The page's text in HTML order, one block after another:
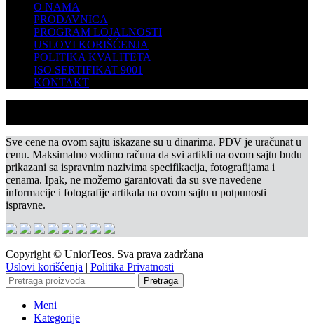
O NAMA
PRODAVNICA
PROGRAM LOJALNOSTI
USLOVI KORIŠĆENJA
POLITIKA KVALITETA
ISO SERTIFIKAT 9001
KONTAKT
Sve cene na ovom sajtu iskazane su u dinarima. PDV je uračunat u
cenu. Maksimalno vodimo računa da svi artikli na ovom sajtu budu
prikazani sa ispravnim nazivima specifikacija, fotografijama i
cenama. Ipak, ne možemo garantovati da su sve navedene
informacije i fotografije artikala na ovom sajtu u potpunosti
ispravne.
Copyright © UniorTeos. Sva prava zadržana
Uslovi korišćenja | Politika Privatnosti
Pretraga
Meni
Kategorije